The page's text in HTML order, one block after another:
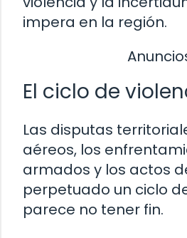
impera en la región.
El ciclo de
Las disputas
aéreos, los
armados y los actos
perpetuado un ciclo
parece no tener fin.